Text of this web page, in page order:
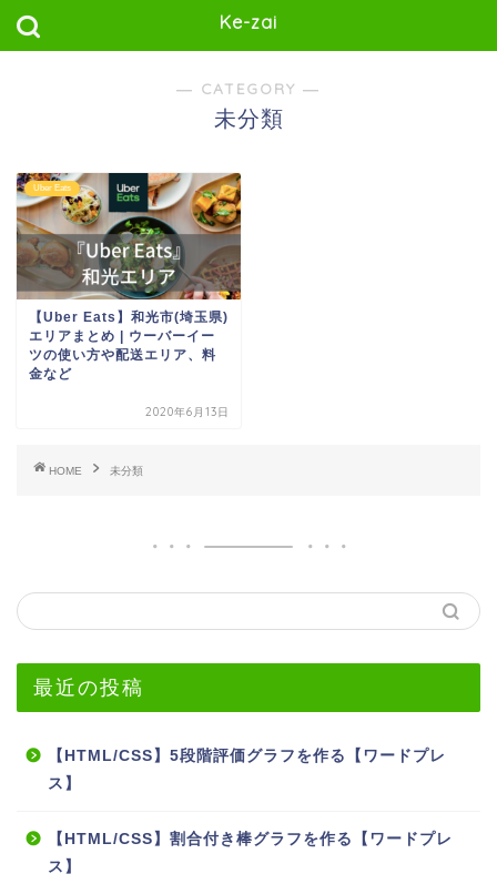
Ke-zai
― CATEGORY ―
未分類
Uber Eats
【Uber Eats】和光市(埼玉県)
エリアまとめ | ウーバーイー
ツの使い方や配送エリア、料
金など
2020年6月13日
HOME 未分類
最近の投稿
【HTML/CSS】5段階評価グラフを作る【ワードプレ
ス】
【HTML/CSS】割合付き棒グラフを作る【ワードプレ
ス】